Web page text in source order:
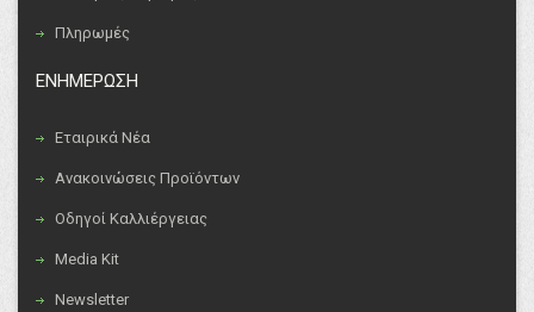
Πληρωμές
ΕΝΗΜΕΡΩΣΗ
Εταιρικά Νέα
Ανακοινώσεις Προϊόντων
Οδηγοί Καλλιέργειας
Media Kit
Newsletter